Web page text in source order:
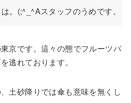
京です。這々の態でフルーツパ
逃れております。
土砂降りでは傘も意味を無くし